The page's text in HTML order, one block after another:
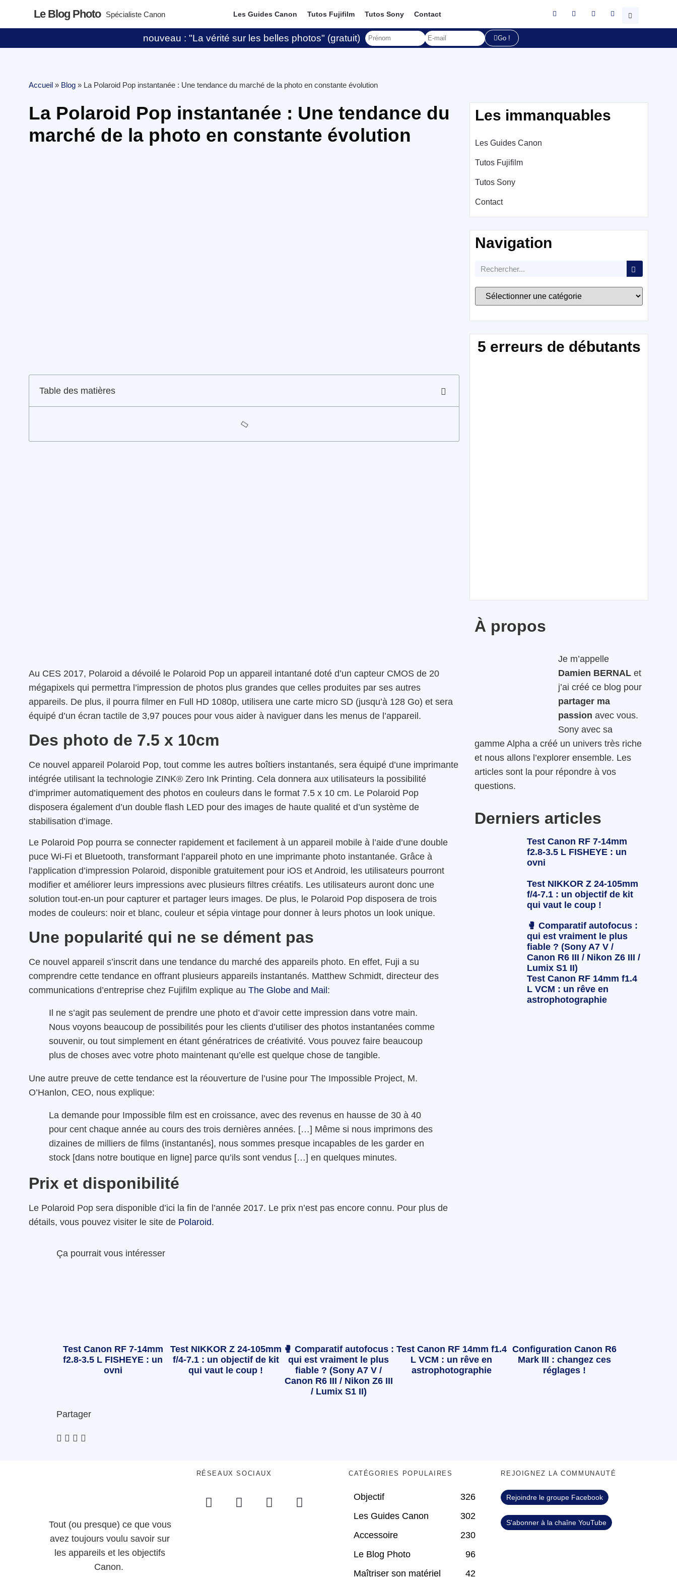
Le Blog Photo Spécialiste Canon Les Guides Canon Tutos Fujifilm Tutos Sony Contact
nouveau : "La vérité sur les belles photos" (gratuit) Go !
Accueil » Blog » La Polaroid Pop instantanée : Une tendance du marché de la photo en constante évolution
La Polaroid Pop instantanée : Une tendance du
marché de la photo en constante évolution
Table des matières
Au CES 2017, Polaroid a dévoilé le Polaroid Pop un appareil intantané doté d’un capteur CMOS de 20
mégapixels qui permettra l’impression de photos plus grandes que celles produites par ses autres
appareils. De plus, il pourra filmer en Full HD 1080p, utilisera une carte micro SD (jusqu’à 128 Go) et sera
équipé d’un écran tactile de 3,97 pouces pour vous aider à naviguer dans les menus de l’appareil.
Des photo de 7.5 x 10cm
Ce nouvel appareil Polaroid Pop, tout comme les autres boîtiers instantanés, sera équipé d’une imprimante
intégrée utilisant la technologie ZINK® Zero Ink Printing. Cela donnera aux utilisateurs la possibilité
d’imprimer automatiquement des photos en couleurs dans le format 7.5 x 10 cm. Le Polaroid Pop
disposera également d’un double flash LED pour des images de haute qualité et d’un système de
stabilisation d’image.
Le Polaroid Pop pourra se connecter rapidement et facilement à un appareil mobile à l’aide d’une double
puce Wi-Fi et Bluetooth, transformant l’appareil photo en une imprimante photo instantanée. Grâce à
l’application d’impression Polaroid, disponible gratuitement pour iOS et Android, les utilisateurs pourront
modifier et améliorer leurs impressions avec plusieurs filtres créatifs. Les utilisateurs auront donc une
solution tout-en-un pour capturer et partager leurs images. De plus, le Polaroid Pop disposera de trois
modes de couleurs: noir et blanc, couleur et sépia vintage pour donner à leurs photos un look unique.
Une popularité qui ne se dément pas
Ce nouvel appareil s’inscrit dans une tendance du marché des appareils photo. En effet, Fuji a su
comprendre cette tendance en offrant plusieurs appareils instantanés. Matthew Schmidt, directeur des
communications d’entreprise chez Fujifilm explique au The Globe and Mail:
Il ne s’agit pas seulement de prendre une photo et d’avoir cette impression dans votre main.
Nous voyons beaucoup de possibilités pour les clients d’utiliser des photos instantanées comme
souvenir, ou tout simplement en étant génératrices de créativité. Vous pouvez faire beaucoup
plus de choses avec votre photo maintenant qu’elle est quelque chose de tangible.
Une autre preuve de cette tendance est la réouverture de l’usine pour The Impossible Project, M.
O’Hanlon, CEO, nous explique:
La demande pour Impossible film est en croissance, avec des revenus en hausse de 30 à 40
pour cent chaque année au cours des trois dernières années. […] Même si nous imprimons des
dizaines de milliers de films (instantanés], nous sommes presque incapables de les garder en
stock [dans notre boutique en ligne] parce qu’ils sont vendus […] en quelques minutes.
Prix et disponibilité
Le Polaroid Pop sera disponible d’ici la fin de l’année 2017. Le prix n’est pas encore connu. Pour plus de
détails, vous pouvez visiter le site de Polaroid.
Les immanquables
Les Guides Canon
Tutos Fujifilm
Tutos Sony
Contact
Navigation
5 erreurs de débutants
À propos
Je m’appelle
Damien BERNAL et
j’ai créé ce blog pour
partager ma
passion avec vous.
Sony avec sa
gamme Alpha a créé un univers très riche
et nous allons l’explorer ensemble. Les
articles sont la pour répondre à vos
questions.
Derniers articles
Test Canon RF 7-14mm
f2.8-3.5 L FISHEYE : un
ovni
Test NIKKOR Z 24-105mm
f/4-7.1 : un objectif de kit
qui vaut le coup !
🥊 Comparatif autofocus :
qui est vraiment le plus
fiable ? (Sony A7 V /
Canon R6 III / Nikon Z6 III /
Lumix S1 II)
Test Canon RF 14mm f1.4
L VCM : un rêve en
astrophotographie
Ça pourrait vous intéresser
Test Canon RF 7-14mm
f2.8-3.5 L FISHEYE : un
ovni
Test NIKKOR Z 24-105mm
f/4-7.1 : un objectif de kit
qui vaut le coup !
🥊 Comparatif autofocus :
qui est vraiment le plus
fiable ? (Sony A7 V /
Canon R6 III / Nikon Z6 III
/ Lumix S1 II)
Test Canon RF 14mm f1.4
L VCM : un rêve en
astrophotographie
Configuration Canon R6
Mark III : changez ces
réglages !
Partager
Tout (ou presque) ce que vous
avez toujours voulu savoir sur
les appareils et les objectifs
Canon.
RÉSEAUX SOCIAUX CATÉGORIES POPULAIRES
Objectif
326
Les Guides Canon
302
Accessoire
230
Le Blog Photo
96
Maîtriser son matériel
42
REJOIGNEZ LA COMMUNAUTÉ
Rejoindre le groupe Facebook
S'abonner à la chaîne YouTube